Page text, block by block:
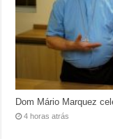
Dom Mário Marquez
4 horas atrás